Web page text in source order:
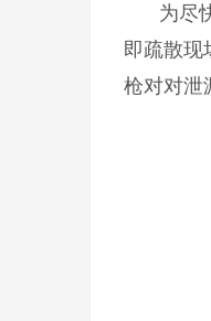
为尽
即疏散现
枪对对泄